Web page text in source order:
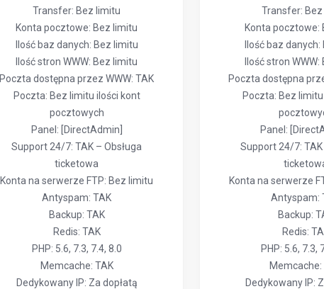
Transfer: Bez limitu
Konta pocztowe: Bez limitu
Ilość baz danych: Bez limitu
Ilość stron WWW: Bez limitu
Poczta dostępna przez WWW: TAK
Poczta: Bez limitu ilości kont
pocztowych
Panel: [DirectAdmin]
Support 24/7: TAK – Obsługa
ticketowa
Konta na serwerze FTP: Bez limitu
Antyspam: TAK
Backup: TAK
Redis: TAK
PHP: 5.6, 7.3, 7.4, 8.0
Memcache: TAK
Dedykowany IP: Za dopłatą
Transfer:
Konta pocztowe:
Ilość baz
Ilość stron
Poczta dostępna
Poczta: Bez
Panel:
Support 24/7: TAK
Konta na serwerze
Antyspam:
Backup:
Redis:
PHP: 5.6, 7.3,
Memcache:
Dedykowany IP: